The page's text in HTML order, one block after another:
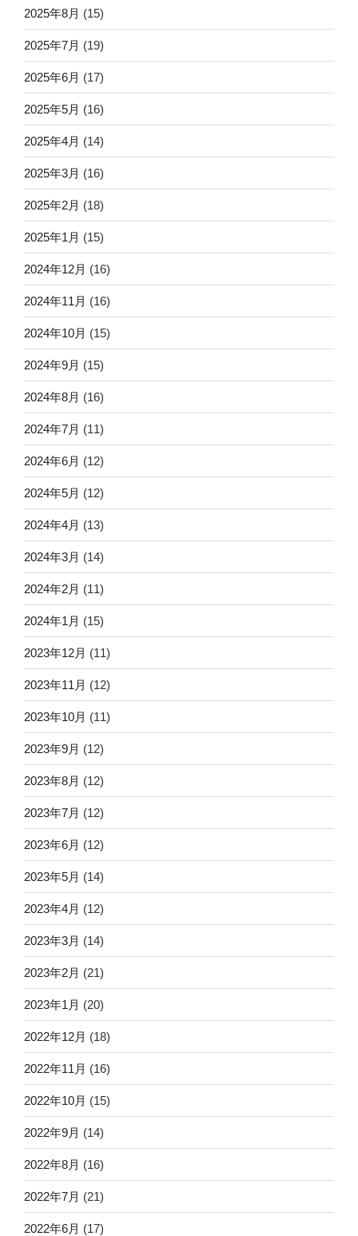
2025年8月 (15)
2025年7月 (19)
2025年6月 (17)
2025年5月 (16)
2025年4月 (14)
2025年3月 (16)
2025年2月 (18)
2025年1月 (15)
2024年12月 (16)
2024年11月 (16)
2024年10月 (15)
2024年9月 (15)
2024年8月 (16)
2024年7月 (11)
2024年6月 (12)
2024年5月 (12)
2024年4月 (13)
2024年3月 (14)
2024年2月 (11)
2024年1月 (15)
2023年12月 (11)
2023年11月 (12)
2023年10月 (11)
2023年9月 (12)
2023年8月 (12)
2023年7月 (12)
2023年6月 (12)
2023年5月 (14)
2023年4月 (12)
2023年3月 (14)
2023年2月 (21)
2023年1月 (20)
2022年12月 (18)
2022年11月 (16)
2022年10月 (15)
2022年9月 (14)
2022年8月 (16)
2022年7月 (21)
2022年6月 (17)